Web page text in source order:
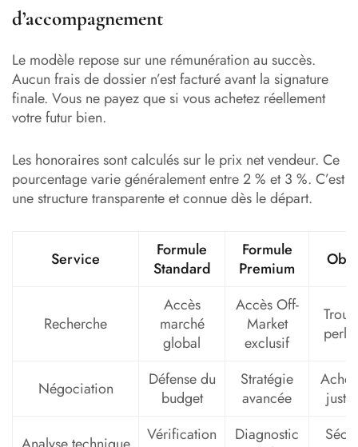
d’accompagnement
Le modèle repose sur une rémunération au succès.
Aucun frais de dossier n’est facturé avant la signature
finale. Vous ne payez que si vous achetez réellement
votre futur bien.
Les honoraires sont calculés sur le prix net vendeur. Ce
pourcentage varie généralement entre 2 % et 3 %. C’est
une structure transparente et connue dès le départ.
Service
Formule
Standard
Formule
Premium
Recherche
Accès
marché
global
Accès Off-
Market
exclusif
Négociation
Défense du
budget
Stratégie
avancée
Vérification
Diagnostic